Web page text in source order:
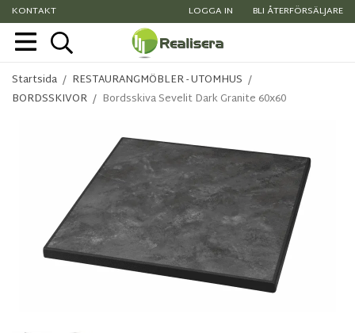
KONTAKT LOGGA IN BLI ÅTERFÖRSÄLJARE
Startsida / RESTAURANGMÖBLER - UTOMHUS /
BORDSSKIVOR / Bordsskiva Sevelit Dark Granite 60x60